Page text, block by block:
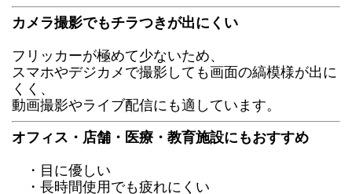
カメラ撮影でもチラつきが出にくい
フリッカーが極めて少ないため、
スマホやデジカメで撮影しても画面の縞模様が出に
くく、
動画撮影やライブ配信にも適しています。
オフィス・店舗・医療・教育施設にもおすすめ
・目に優しい
・長時間使用でも疲れにくい